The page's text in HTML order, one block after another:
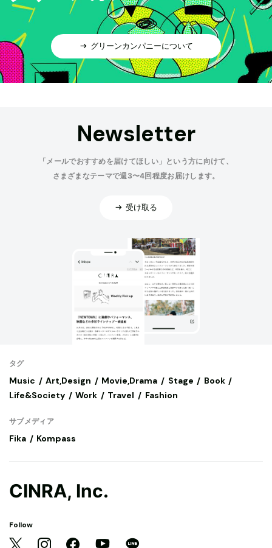
グリーンカンパニーについて
Newsletter
「メールでおすすめを届けてほしい」という方に向けて、
さまざまなテーマで週3〜4回程度お届けします。
受け取る
タグ
Music Art,Design Movie,Drama Stage
Book
Life&Society
Work Travel Fashion
サブメディア
Fika Kompass
CINRA, Inc.
Follow